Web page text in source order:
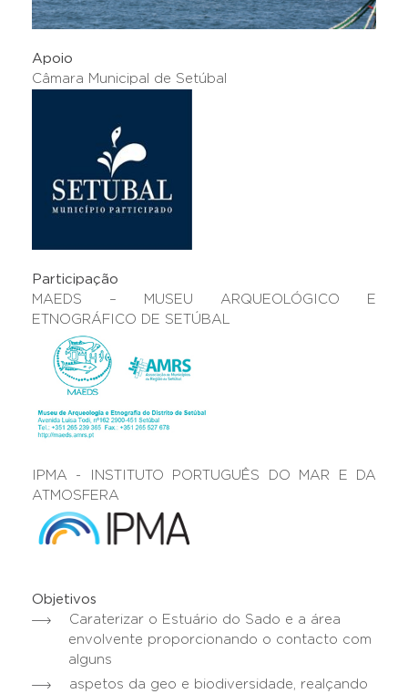
Apoio
Câmara Municipal de Setúbal
Participação
MAEDS – MUSEU ARQUEOLÓGICO E
ETNOGRÁFICO DE SETÚBAL
IPMA - INSTITUTO PORTUGUÊS DO MAR E DA
ATMOSFERA
Objetivos
Caraterizar o Estuário do Sado e a área
envolvente proporcionando o contacto com
alguns
aspetos da geo e biodiversidade, realçando